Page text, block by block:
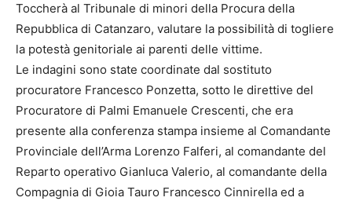
Toccherà al Tribunale di minori della Procura della
Repubblica di Catanzaro, valutare la possibilità di togliere
la potestà genitoriale ai parenti delle vittime.
Le indagini sono state coordinate dal sostituto
procuratore Francesco Ponzetta, sotto le direttive del
Procuratore di Palmi Emanuele Crescenti, che era
presente alla conferenza stampa insieme al Comandante
Provinciale dell’Arma Lorenzo Falferi, al comandante del
Reparto operativo Gianluca Valerio, al comandante della
Compagnia di Gioia Tauro Francesco Cinnirella ed a